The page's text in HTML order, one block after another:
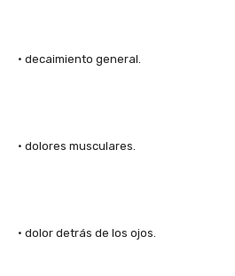
• decaimiento general.
• dolores musculares.
• dolor detrás de los ojos.